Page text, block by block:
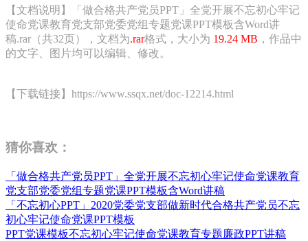
【文档说明】「做合格共产党员PPT」全党开展不忘初心牢记
使命党课教育党支部党委党组专题党课PPT模板含Word讲
稿.rar（共32页），文档为.rar格式，大小为 19.24 MB ，作品中
的文字、图片均可以编辑、修改。
【下载链接】https://www.ssqx.net/doc-12214.html
猜你喜欢：
「做合格共产党员PPT」全党开展不忘初心牢记使命党课教育
党支部党委党组专题党课PPT模板含Word讲稿
「不忘初心PPT」2020党委党支部做新时代合格共产党员不忘
初心牢记使命党课PPT模板
PPT党课模板不忘初心牢记使命党课教育专题廉政PPT讲稿